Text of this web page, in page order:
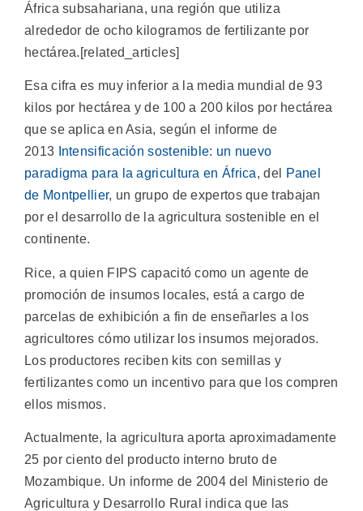
África subsahariana, una región que utiliza
alrededor de ocho kilogramos de fertilizante por
hectárea.[related_articles]
Esa cifra es muy inferior a la media mundial de 93
kilos por hectárea y de 100 a 200 kilos por hectárea
que se aplica en Asia, según el informe de
2013 Intensificación sostenible: un nuevo
paradigma para la agricultura en África, del
Panel
de Montpellier, un grupo de expertos que trabajan
por el desarrollo de la agricultura sostenible en el
continente.
Rice, a quien FIPS capacitó como un agente de
promoción de insumos locales, está a cargo de
parcelas de exhibición a fin de enseñarles a los
agricultores cómo utilizar los insumos mejorados.
Los productores reciben kits con semillas y
fertilizantes como un incentivo para que los compren
ellos mismos.
Actualmente, la agricultura aporta aproximadamente
25 por ciento del producto interno bruto de
Mozambique. Un informe de 2004 del Ministerio de
Agricultura y Desarrollo Rural indica que las